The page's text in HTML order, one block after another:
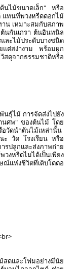
นไม้ขนาดเล็ก" หรือ
แทนที่พวงหรีดดอกไม้
น เหมาะสมกับสภาพ
นกันเกรา ต้นอินทนิล
ะไม้ประดับบางชนิด
ยแต่สง่างาม พร้อมผูก
จากธรรมชาติหรือ
นธุ์ไม้ การจัดส่งไปยัง
นศพ" ของต้นไม้ โดย
วัดนำต้นไม้เหล่านั้น
ะ วัด โรงเรียน หรือ
ปลูกและส่งภาพถ่าย
งหรีดไม่ได้เป็นเพียง
ห่งชีวิตที่เติบโตต่อ
ดและโฟมอย่างมีนัย